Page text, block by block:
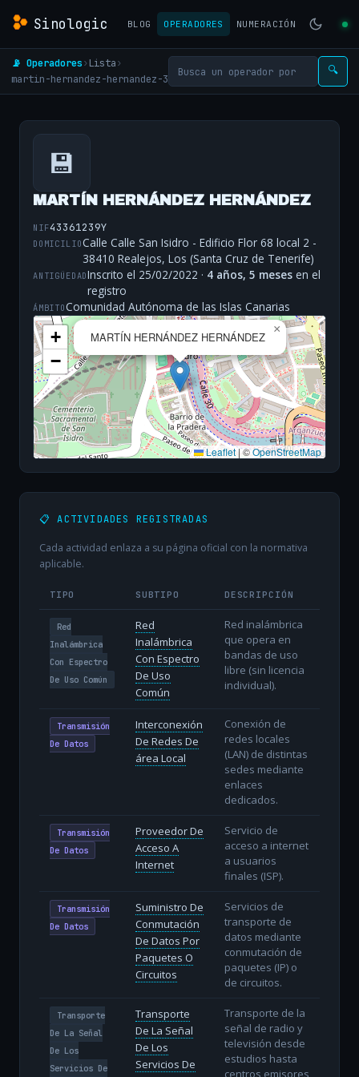
Sinologic BLOG OPERADORES NUMERACIÓN
📡 Operadores› Lista›
martin-hernandez-hernandez-3
🔍
💾
MARTÍN HERNÁNDEZ HERNÁNDEZ
NIF43361239Y
DOMICILIOCalle Calle San Isidro - Edificio Flor 68 local 2 -
38410 Realejos, Los (Santa Cruz de Tenerife)
ANTIGÜEDADInscrito el 25/02/2022 · 4 años, 5 meses en el
registro
ÁMBITOComunidad Autónoma de las Islas Canarias
MARTÍN HERNÁNDEZ HERNÁNDEZ
×
+
−
Leaflet |©OpenStreetMap
📋 ACTIVIDADES REGISTRADAS
Cada actividad enlaza a su página oficial con la normativa
aplicable.
TIPO SUBTIPO DESCRIPCIÓN
Red
Inalámbrica
Con Espectro
De Uso Común
Red
Inalámbrica
Con Espectro
De Uso
Común
Red inalámbrica
que opera en
bandas de uso
libre (sin licencia
individual).
Transmisión
De Datos
Interconexión
De Redes De
área Local
Conexión de
redes locales
(LAN) de distintas
sedes mediante
enlaces
dedicados.
Transmisión
De Datos
Proveedor De
Acceso A
Internet
Servicio de
acceso a internet
a usuarios
finales (ISP).
Transmisión
De Datos
Suministro De
Conmutación
De Datos Por
Paquetes O
Circuitos
Servicios de
transporte de
datos mediante
conmutación de
paquetes (IP) o
de circuitos.
Transporte
De La Señal
De Los
Servicios De
Transporte
De La Señal
De Los
Servicios De
Transporte de la
señal de radio y
televisión desde
estudios hasta
centros emisores